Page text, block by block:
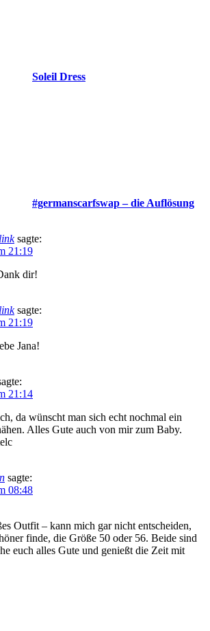
Soleil Dress
#germanscarfswap – die Auflösung
sagte:
21:19
dir!
sagte:
21:19
Jana!
21:14
da wünscht man sich echt nochmal ein
Alles Gute auch von mir zum Baby.
sagte:
08:48
Outfit – kann mich gar nicht entscheiden,
finde, die Größe 50 oder 56. Beide sind
euch alles Gute und genießt die Zeit mit